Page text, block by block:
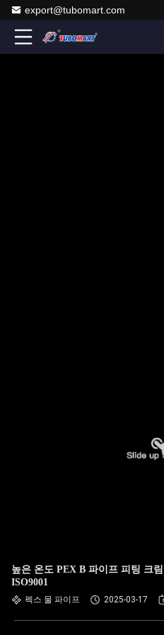
export@tubomart.com
높은 온도 PEX B 파이프 피팅 크
ISO9001
펙스 물 파이프 2025-03-17